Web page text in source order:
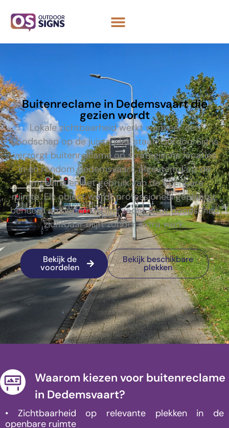
Buitenreclame in Dedemsvaart die
gezien wordt
Lokale zichtbaarheid werkt wanneer een
boodschap op de juiste plek staat. OutdoorSigns
verzorgt buitenreclame op strategische locaties
in en rondom Dedemsvaart, afgestemd op de
omgeving en het gebruik van de openbare
ruimte. Elk object wordt professioneel geplaatst,
beheerd en onderhouden, zodat jouw boodschap
zichtbaar blijft zonder extra werk.
Bekijk de
voordelen
Bekijk beschikbare
plekken
Waarom kiezen voor buitenreclame
in Dedemsvaart?
• Zichtbaarheid op relevante plekken in de
openbare ruimte